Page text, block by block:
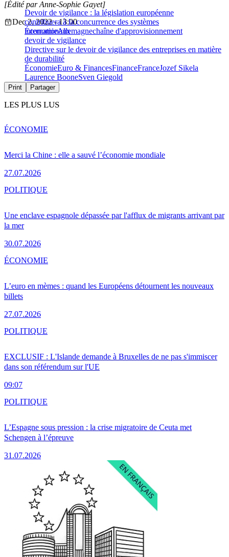
Devoir de vigilance : la législation européenne
contribuera à la concurrence des systèmes
internationaux
[Édité par Anne-Sophie Gayet]
Dec 2, 2022 - 13:00
ÉconomieAllemagnechaîne d'approvisionnement
devoir de vigilance
Directive sur le devoir de vigilance des entreprises en matière
de durabilité
ÉconomieEuro & FinancesFinanceFranceJozef Sikela
Laurence BooneSven Giegold
Print Partager
LES PLUS LUS
Merci la Chine : elle a sauvé l’économie mondiale
27.07.2026
ÉCONOMIE
Une enclave espagnole dépassée par l'afflux de migrants arrivant par
la mer
30.07.2026
POLITIQUE
L’euro en mèmes : quand les Européens détournent les nouveaux
billets
27.07.2026
ÉCONOMIE
EXCLUSIF : L'Islande demande à Bruxelles de ne pas s'immiscer
dans son référendum sur l'UE
09:07
POLITIQUE
L’Espagne sous pression : la crise migratoire de Ceuta met
Schengen à l’épreuve
31.07.2026
POLITIQUE